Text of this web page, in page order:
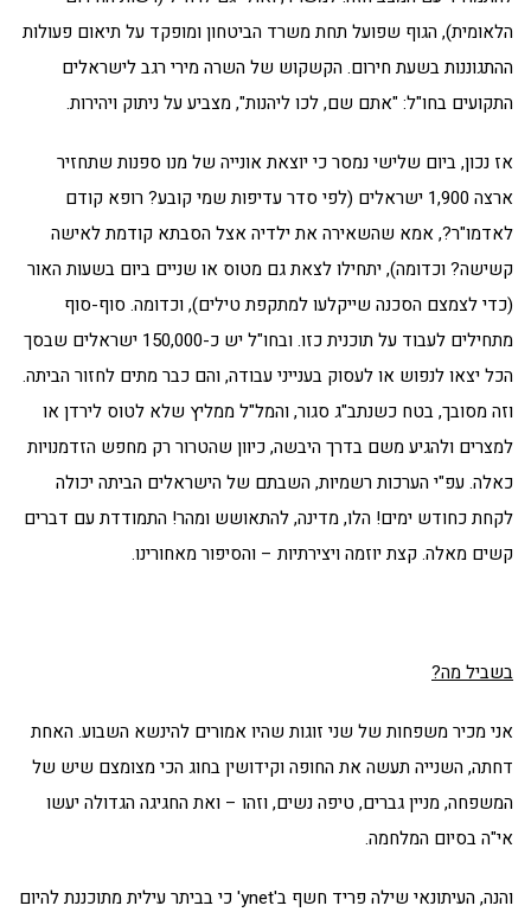
הלאומית), הגוף שפועל תחת משרד הביטחון ומופקד על תיאום פעולות
ההתגוננות בשעת חירום. הקשקוש של השרה מירי רגב לישראלים
התקועים בחו"ל: "אתם שם, לכו ליהנות", מצביע על ניתוק ויהירות.
אז נכון, ביום שלישי נמסר כי יוצאת אונייה של מנו ספנות שתחזיר
ארצה 1,900 ישראלים (לפי סדר עדיפות שמי קובע? רופא קודם
לאדמו"ר?, אמא שהשאירה את ילדיה אצל הסבתא קודמת לאישה
קשישה? וכדומה), יתחילו לצאת גם מטוס או שניים ביום בשעות האור
(כדי לצמצם הסכנה שייקלעו למתקפת טילים), וכדומה. סוף-סוף
מתחילים לעבוד על תוכנית כזו. ובחו"ל יש כ-150,000 ישראלים שבסך
הכל יצאו לנפוש או לעסוק בענייני עבודה, והם כבר מתים לחזור הביתה.
וזה מסובך, בטח כשנתב"ג סגור, והמל"ל ממליץ שלא לטוס לירדן או
למצרים ולהגיע משם בדרך היבשה, כיוון שהטרור רק מחפש הזדמנויות
כאלה. עפ"י הערכות רשמיות, השבתם של הישראלים הביתה יכולה
לקחת כחודש ימים! הלו, מדינה, להתאושש ומהר! התמודדת עם דברים
קשים מאלה. קצת יוזמה ויצירתיות – והסיפור מאחורינו.
בשביל מה?
אני מכיר משפחות של שני זוגות שהיו אמורים להינשא השבוע. האחת
דחתה, השנייה תעשה את החופה וקידושין בחוג הכי מצומצם שיש של
המשפחה, מניין גברים, טיפה נשים, וזהו – ואת החגיגה הגדולה יעשו
אי"ה בסיום המלחמה.
והנה, העיתונאי שילה פריד חשף ב'ynet' כי בביתר עילית מתוכננת להיום